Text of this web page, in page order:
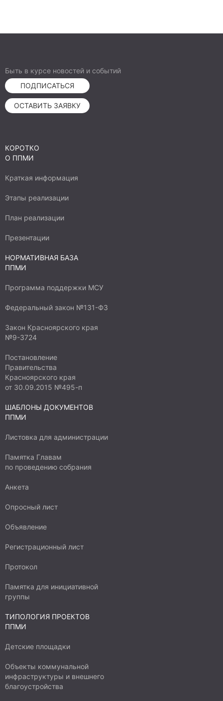
Быть в курсе новостей и событий
ПОДПИСАТЬСЯ
ОСТАВИТЬ ЗАЯВКУ
КОРОТКО
О ППМИ
Краткая информация
Этапы реализации
План реализации
Презентации
НОРМАТИВНАЯ БАЗА
ППМИ
Программа поддержки МСУ
Федеральный закон №131-ФЗ
Закон Красноярского края
№9-3724
Постановление
Правительства
Красноярского края
от 30.09.2015 №495-п
ШАБЛОНЫ ДОКУМЕНТОВ
ППМИ
Листовка для администрации
Памятка Главам
по проведению собрания
Анкета
Опросный лист
Объявление
Регистрационный лист
Протокол
Памятка для инициативной
группы
ТИПОЛОГИЯ ПРОЕКТОВ
ППМИ
Детские площадки
Объекты коммунальной
инфраструктуры и внешнего
благоустройства